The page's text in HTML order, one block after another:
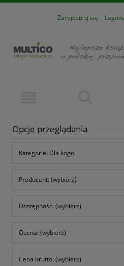
Zarejestruj się
Opcje przeglądania
Kategorie: Dla kogo
Producent: (wybierz)
Dostępność: (wybierz)
Ocena: (wybierz)
Cena brutto: (wybierz)